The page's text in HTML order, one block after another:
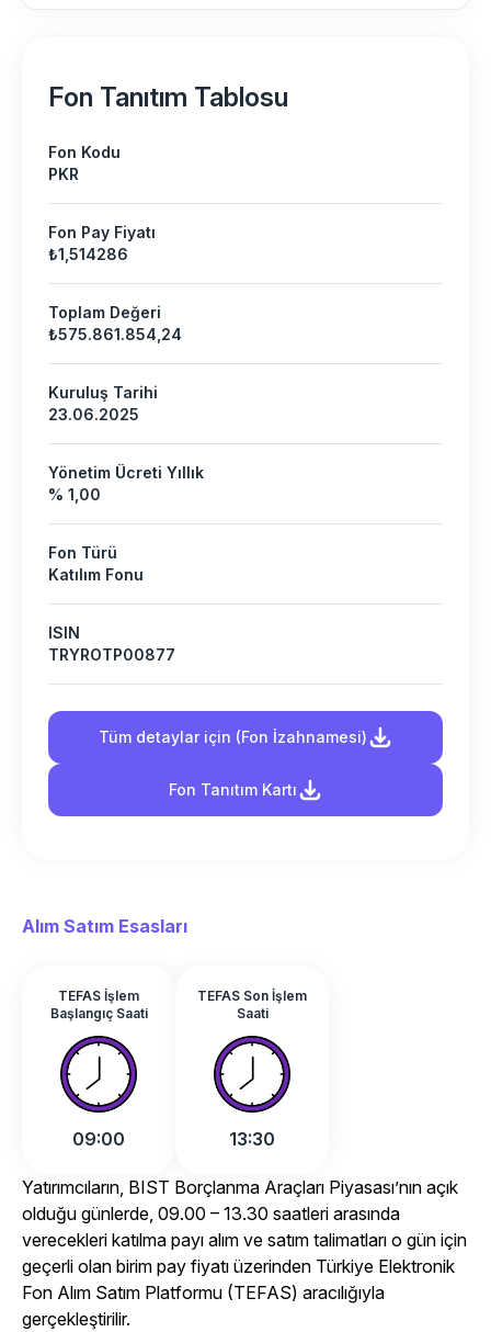
Fon Tanıtım Tablosu
Fon Kodu
PKR
Fon Pay Fiyatı
₺1,514286
Toplam Değeri
₺575.861.854,24
Kuruluş Tarihi
23.06.2025
Yönetim Ücreti Yıllık
% 1,00
Fon Türü
Katılım Fonu
ISIN
TRYROTP00877
Tüm detaylar için (Fon İzahnamesi)
Fon Tanıtım Kartı
Alım Satım Esasları
TEFAS İşlem
Başlangıç Saati
09:00
TEFAS Son İşlem
Saati
13:30
Yatırımcıların, BIST Borçlanma Araçları Piyasası’nın açık
olduğu günlerde, 09.00 – 13.30 saatleri arasında
verecekleri katılma payı alım ve satım talimatları o gün için
geçerli olan birim pay fiyatı üzerinden Türkiye Elektronik
Fon Alım Satım Platformu (TEFAS) aracılığıyla
gerçekleştirilir.